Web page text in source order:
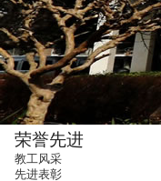
荣誉先进
教工风采
先进表彰